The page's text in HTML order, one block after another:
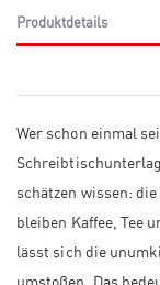
Produktdetails
Wer schon einmal
schätzen wissen:
bleiben Kaffee, Tee
lässt sich die
umstoßen. Das